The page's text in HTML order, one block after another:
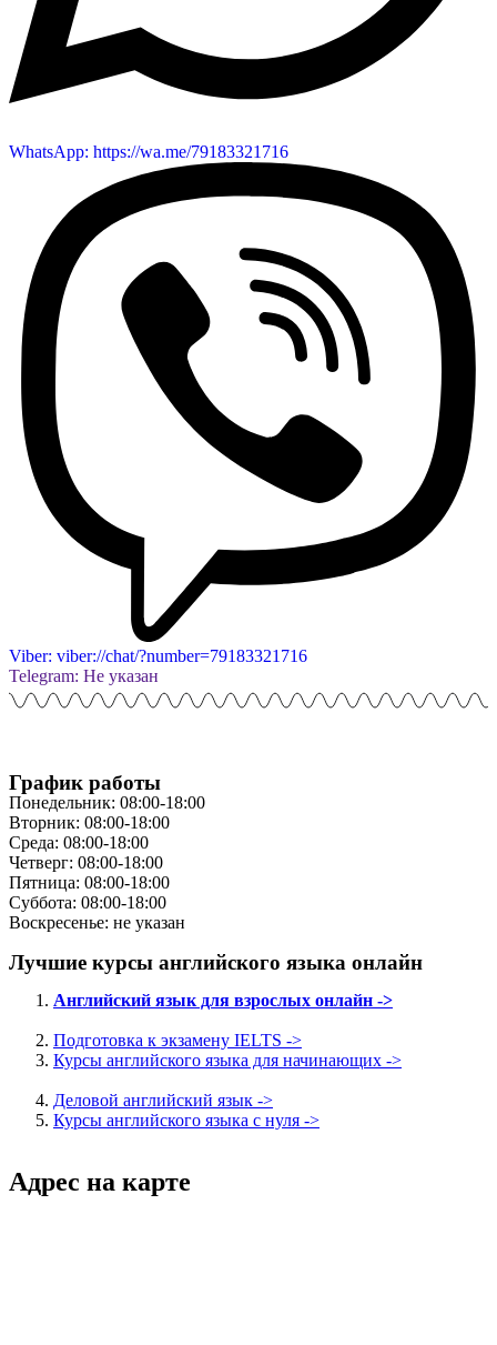
WhatsApp: https://wa.me/79183321716
Viber: viber://chat/?number=79183321716
Telegram: Не указан
График работы
Понедельник: 08:00-18:00
Вторник: 08:00-18:00
Среда: 08:00-18:00
Четверг: 08:00-18:00
Пятница: 08:00-18:00
Суббота: 08:00-18:00
Воскресенье: не указан
Лучшие курсы английского языка онлайн
Английский язык для взрослых онлайн ->
Подготовка к экзамену IELTS ->
Курсы английского языка для начинающих ->
Деловой английский язык ->
Курсы английского языка с нуля ->
Адрес на карте